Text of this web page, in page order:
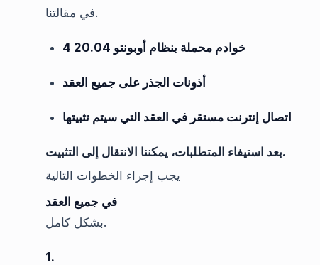
في مقالتنا.
4 خوادم محملة بنظام أوبونتو 20.04
أذونات الجذر على جميع العقد
اتصال إنترنت مستقر في العقد التي سيتم تثبيتها
بعد استيفاء المتطلبات، يمكننا الانتقال إلى التثبيت.
يجب إجراء الخطوات التالية
في جميع العقد
بشكل كامل.
1.